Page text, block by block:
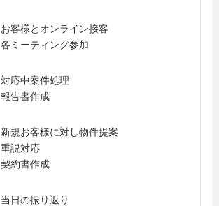
お客様とオンライン接客
各ミーティング参加
対応中案件処理
報告書作成
新規お客様に対し物件提案
重説対応
契約書作成
当日の振り返り